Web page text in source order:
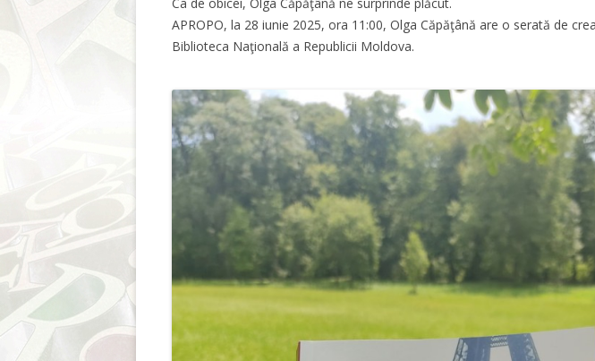
APROPO, la 28 iunie 2025, ora 11:00, Olga Căpăţână are o serată de
Biblioteca Naţională a Republicii Moldova.